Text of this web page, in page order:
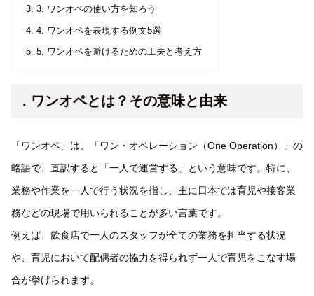
3. ワンオペの使い方を知ろう
4. ワンオペを表現する例文5選
5. ワンオペを避けるための工夫と考え方
. ワンオペとは？その意味と由来
「ワンオペ」は、「ワン・オペレーション（One Operation）」の
略語で、直訳すると「一人で運営する」という意味です。特に、
業務や作業を一人で行う状況を指し、主に日本では育児や接客業
務などの現場で用いられることが多い言葉です。
例えば、飲食店で一人のスタッフが全ての業務を担当する状況
や、育児において配偶者の協力を得られず一人で育児をこなす場
合が挙げられます。